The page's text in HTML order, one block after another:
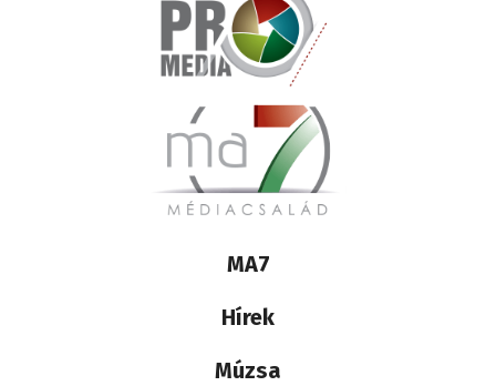
Lábléc
médiacsalád
MA7
Hírek
Múzsa